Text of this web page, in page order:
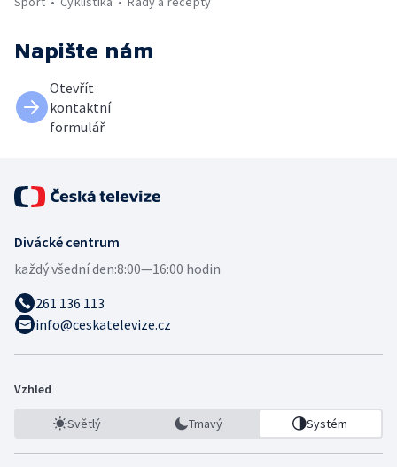
Napište nám
Otevřít
kontaktní
formulář
Divácké centrum
každý všední den:8:00—16:00 hodin
261 136 113
info@ceskatelevize.cz
Vzhled
Světlý Tmavý Systém